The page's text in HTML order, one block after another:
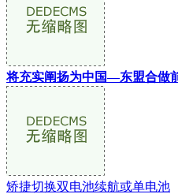
将充实阐扬为中国—东盟合做
矫捷切换双电池续航或单电池